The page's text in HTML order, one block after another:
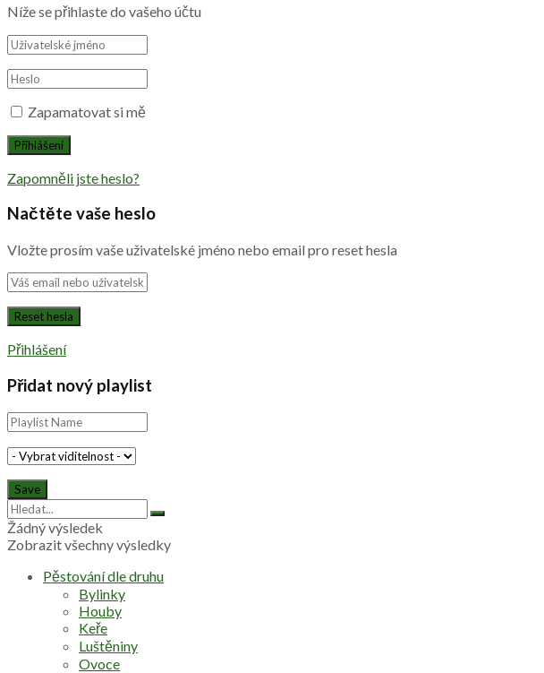
Níže se přihlaste do vašeho účtu
Zapamatovat si mě
Zapomněli jste heslo?
Načtěte vaše heslo
Vložte prosím vaše uživatelské jméno nebo email pro reset hesla
Přihlášení
Přidat nový playlist
Žádný výsledek
Zobrazit všechny výsledky
Pěstování dle druhu
Bylinky
Houby
Keře
Luštěniny
Ovoce